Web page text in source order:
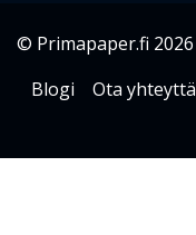
© Primapaper.fi 2026
Blogi
Ota yhteyttä